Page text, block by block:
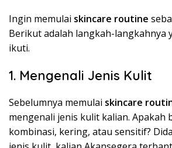
Ingin memulai skincare routine
Berikut adalah langkah-langkahnya
ikuti.
1. Mengenali Jenis Kulit
Sebelumnya memulai skincare
mengenali jenis kulit kalian. Apakah
kombinasi, kering, atau sensitif?